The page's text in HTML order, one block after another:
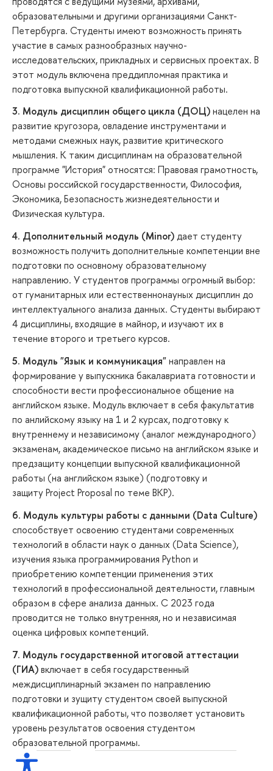
образовательными и другими организациями Санкт-
Петербурга. Студенты имеют возможность принять
участие в самых разнообразных научно-
исследовательских, прикладных и сервисных проектах. В
этот модуль включена преддипломная практика и
подготовка выпускной квалификационной работы.
3. Модуль дисциплин общего цикла (ДОЦ)нацелен на
развитие кругозора, овладение инструментами и
методами смежных наук, развитие критического
мышления. К таким дисциплинам на образовательной
программе "История" относятся: Правовая грамотность,
Основы российской государственности, Философия,
Экономика, Безопасность жизнедеятельности и
Физическая культура.
4. Дополнительный модуль (Minor)дает студенту
возможность получить дополнительные компетенции вне
подготовки по основному образовательному
направлению. У студентов программы огромный выбор:
от гуманитарных или естественнонауных дисциплин до
интеллектуального анализа данных. Студенты выбирают
4 дисциплины, входящие в майнор, и изучают их в
течение второго и третьего курсов.
5. Модуль "Язык и коммуникация"направлен на
формирование у выпускника бакалавриата готовности и
способности вести профессиональное общение на
английском языке. Модуль включает в себя факультатив
по анлийскому языку на 1 и 2 курсах, подготовку к
внутреннему и независимому (аналог международного)
экзаменам, академическое письмо на английском языке и
предзащиту концепции выпускной квалификационной
работы (на английском языке) (подготовку и
защиту Project Proposal по теме ВКР).
6. Модуль культуры работы с данными (Data Culture)
способствует освоению студентами современных
технологий в области наук о данных (Data Science),
изучения языка программирования Python и
приобретению компетенции применения этих
технологий в профессиональной деятельности, главным
образом в сфере анализа данных. С 2023 года
проводится не только внутренняя, но и независимая
оценка цифровых компетенций.
7. Модуль государственной итоговой аттестации
(ГИА)включает в себя государственный
междисциплинарный экзамен по направлению
подготовки и зущиту студентом своей выпускной
квалификационной работы, что позволяет установить
уровень результатов освоения студентом
образовательной программы.